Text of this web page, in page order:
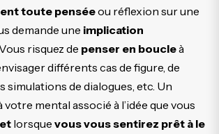
toute penséeou réflexion sur une
demande une implication
Vous risquez de penser en boucleà
différents cas de figure, de
simulations de dialogues, etc. Un
votre mental associé à l’idée que vous
lorsque vous vous sentirez prêt à le